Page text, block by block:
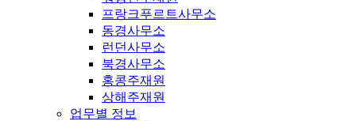
프랑크푸르트사무소
동경사무소
런던사무소
북경사무소
홍콩주재원
상해주재원
업무별 정보